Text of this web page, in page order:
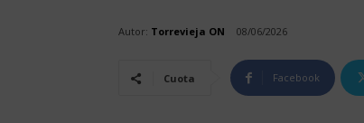
Autor: Torrevieja ON 08/06/2026
Cuota Facebook